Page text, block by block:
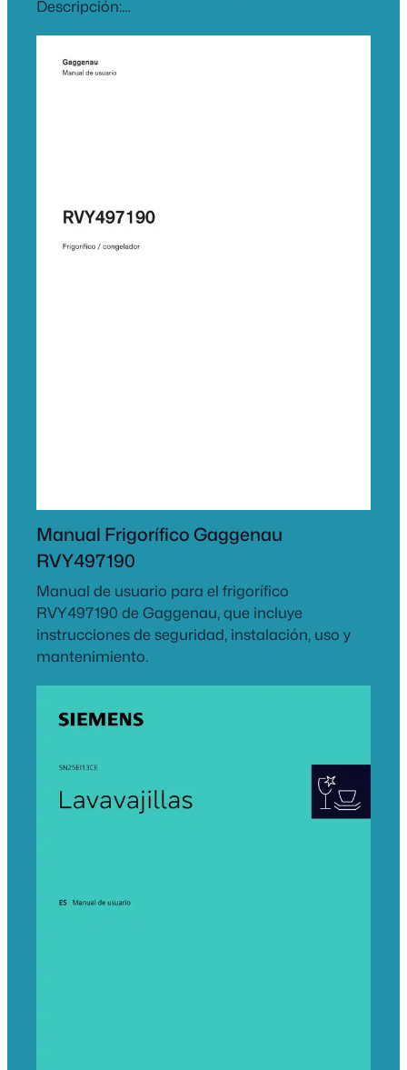
Descripción:…
Manual Frigorífico Gaggenau
RVY497190
Manual de usuario para el frigorífico
RVY497190 de Gaggenau, que incluye
instrucciones de seguridad, instalación, uso y
mantenimiento.